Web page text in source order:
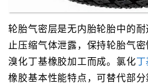
轮胎气密层是无内胎轮胎中的
止压缩气体泄露，保持轮胎气
溴化丁基橡胶加工而成。氯化
橡胶基本性能特点，可替代部